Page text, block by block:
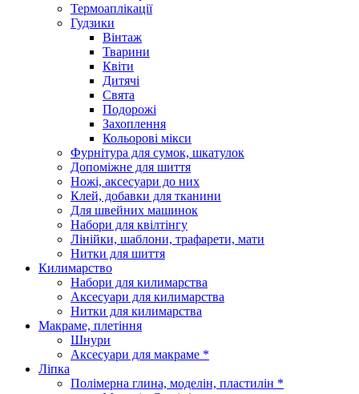
Термоаплікації
Гудзики
Вінтаж
Тварини
Квіти
Дитячі
Свята
Подорожі
Захоплення
Кольорові мікси
Фурнітура для сумок, шкатулок
Допоміжне для шиття
Ножі, аксесуари до них
Клей, добавки для тканини
Для швейних машинок
Набори для квілтінгу
Лінійки, шаблони, трафарети, мати
Нитки для шиття
Килимарство
Набори для килимарства
Аксесуари для килимарства
Нитки для килимарства
Макраме, плетіння
Шнури
Аксесуари для макраме *
Ліпка
Полімерна глина, моделін, пластилін *